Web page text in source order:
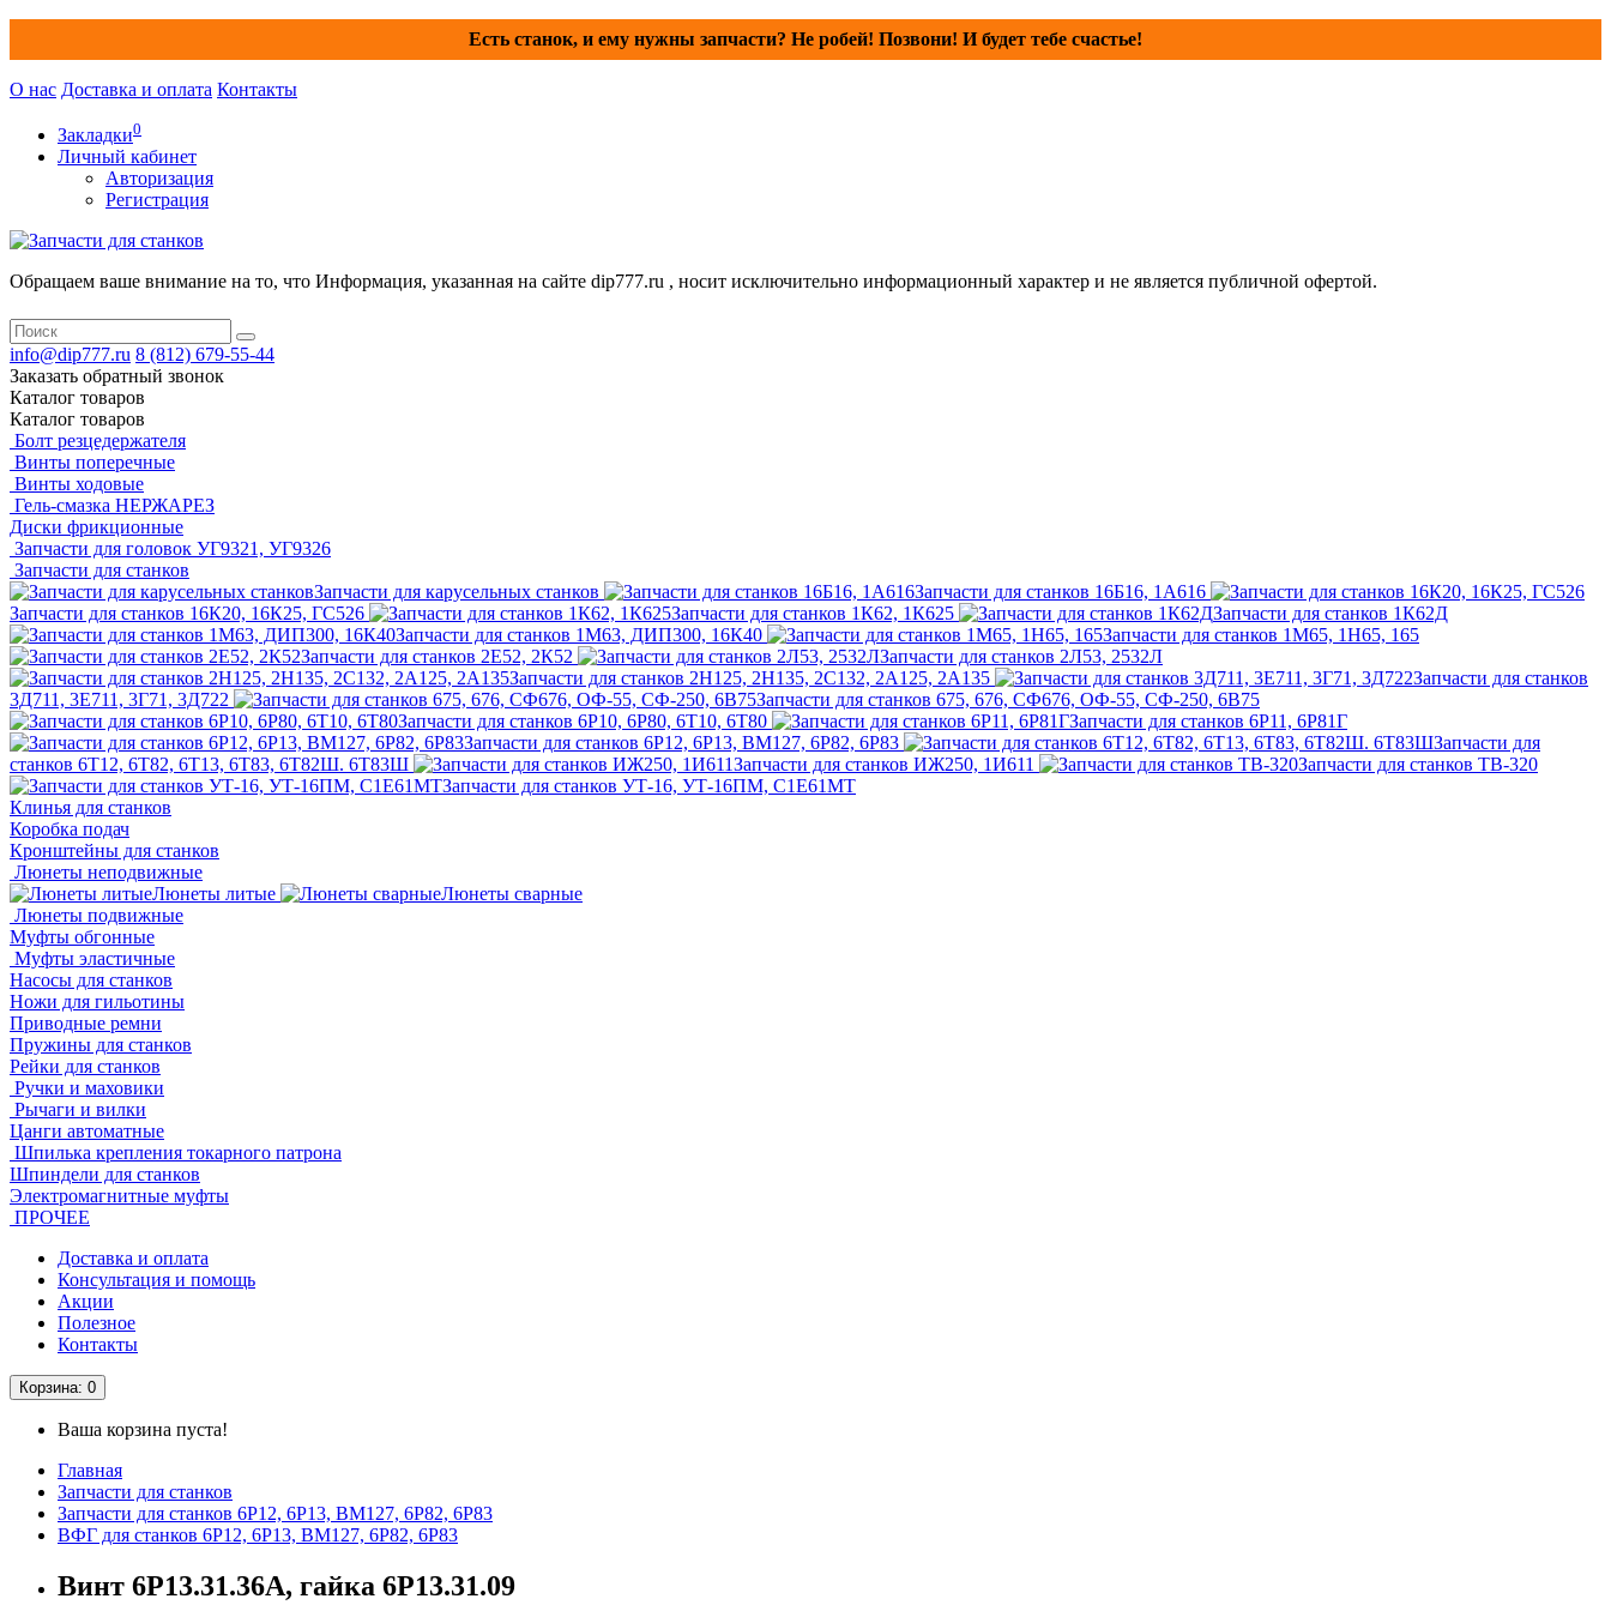
Есть станок, и ему нужны запчасти? Не робей! Позвони! И будет тебе счастье!
О нас Доставка и оплата Контакты
Закладки0
Личный кабинет
Авторизация
Регистрация
Обращаем ваше внимание на то, что Информация, указанная на сайте dip777.ru , носит исключительно информационный характер и не является публичной офертой.
info@dip777.ru 8 (812) 679-55-44
Заказать обратный звонок
Каталог товаров
Каталог товаров
Болт резцедержателя
Винты поперечные
Винты ходовые
Гель-смазка НЕРЖАРЕЗ
Диски фрикционные
Запчасти для головок УГ9321, УГ9326
Запчасти для станков
Запчасти для карусельных станков
Запчасти для станков 16Б16, 1А616
Запчасти для станков 16К20, 16К25, ГС526
Запчасти для станков 1К62, 1К625
Запчасти для станков 1К62Д
Запчасти для станков 1М63, ДИП300, 16К40
Запчасти для станков 1М65, 1Н65, 165
Запчасти для станков 2Е52, 2К52
Запчасти для станков 2Л53, 2532Л
Запчасти для станков 2Н125, 2Н135, 2С132, 2А125, 2А135
Запчасти для станков
3Д711, 3Е711, 3Г71, 3Д722
Запчасти для станков 675, 676, СФ676, ОФ-55, СФ-250, 6В75
Запчасти для станков 6Р10, 6Р80, 6Т10, 6Т80
Запчасти для станков 6Р11, 6Р81Г
Запчасти для станков 6Р12, 6Р13, ВМ127, 6Р82, 6Р83
Запчасти для
станков 6Т12, 6Т82, 6Т13, 6Т83, 6Т82Ш. 6Т83Ш
Запчасти для станков ИЖ250, 1И611
Запчасти для станков ТВ-320
Запчасти для станков УТ-16, УТ-16ПМ, С1Е61МТ
Клинья для станков
Коробка подач
Кронштейны для станков
Люнеты неподвижные
Люнеты литые
Люнеты сварные
Люнеты подвижные
Муфты обгонные
Муфты эластичные
Насосы для станков
Ножи для гильотины
Приводные ремни
Пружины для станков
Рейки для станков
Ручки и маховики
Рычаги и вилки
Цанги автоматные
Шпилька крепления токарного патрона
Шпиндели для станков
Электромагнитные муфты
ПРОЧЕЕ
Доставка и оплата
Консультация и помощь
Акции
Полезное
Контакты
Корзина: 0
Ваша корзина пуста!
Главная
Запчасти для станков
Запчасти для станков 6Р12, 6Р13, ВМ127, 6Р82, 6Р83
ВФГ для станков 6Р12, 6Р13, ВМ127, 6Р82, 6Р83
Винт 6Р13.31.36А, гайка 6Р13.31.09